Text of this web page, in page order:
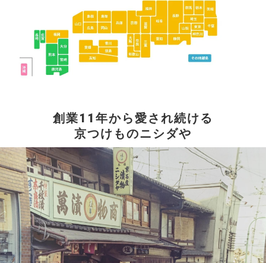
創業11年から愛され続ける
京つけものニシダや